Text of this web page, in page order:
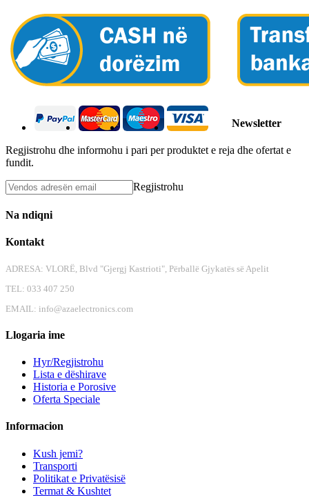
Newsletter
Regjistrohu dhe informohu i pari per produktet e reja dhe ofertat e
fundit.
Regjistrohu
Na ndiqni
Kontakt
ADRESA: VLORË, Blvd "Gjergj Kastrioti", Përballë Gjykatës së Apelit
TEL: 033 407 250
EMAIL: info@azaelectronics.com
Llogaria ime
Hyr/Regjistrohu
Lista e dëshirave
Historia e Porosive
Oferta Speciale
Informacion
Kush jemi?
Transporti
Politikat e Privatësisë
Termat & Kushtet